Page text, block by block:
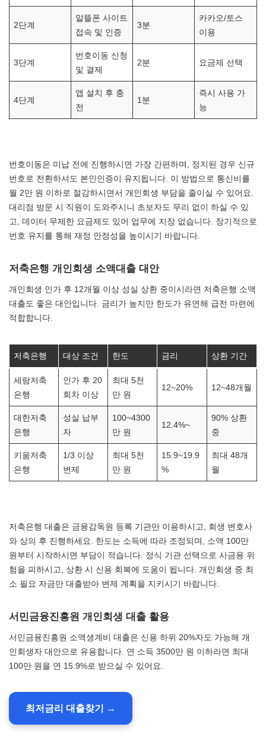
2단계
알뜰폰 사이트
접속 및 인증
3분
카카오/토스
이용
3단계
번호이동 신청
및 결제
2분 요금제 선택
4단계
앱 설치 후 충
전
1분
즉시 사용 가
능
번호이동은 미납 전에 진행하시면 가장 간편하며, 정지된 경우 신규
번호로 전환하셔도 본인인증이 유지됩니다. 이 방법으로 통신비를
월 2만 원 이하로 절감하시면서 개인회생 부담을 줄이실 수 있어요.
대리점 방문 시 직원이 도와주시니 초보자도 무리 없이 하실 수 있
고, 데이터 무제한 요금제도 있어 업무에 지장 없습니다. 장기적으로
번호 유지를 통해 재정 안정성을 높이시기 바랍니다.
저축은행 개인회생 소액대출 대안
개인회생 인가 후 12개월 이상 성실 상환 중이시라면 저축은행 소액
대출도 좋은 대안입니다. 금리가 높지만 한도가 유연해 급전 마련에
적합합니다.
저축은행 대상 조건 한도 금리 상환 기간
세람저축
은행
인가 후 20
회차 이상
최대 5천
만 원
12~20% 12~48개월
대한저축
은행
성실 납부
자
100~4300
만 원
12.4%~
90% 상환
중
키움저축
은행
1/3 이상
변제
최대 5천
만 원
15.9~19.9
%
최대 48개
월
저축은행 대출은 금융감독원 등록 기관만 이용하시고, 회생 변호사
와 상의 후 진행하세요. 한도는 소득에 따라 조정되며, 소액 100만
원부터 시작하시면 부담이 적습니다. 정식 기관 선택으로 사금융 위
험을 피하시고, 상환 시 신용 회복에 도움이 됩니다. 개인회생 중 최
소 필요 자금만 대출받아 변제 계획을 지키시기 바랍니다.
서민금융진흥원 개인회생 대출 활용
서민금융진흥원 소액생계비 대출은 신용 하위 20%자도 가능해 개
인회생자 대안으로 유용합니다. 연 소득 3500만 원 이하라면 최대
100만 원을 연 15.9%로 받으실 수 있어요.
최저금리 대출찾기 →